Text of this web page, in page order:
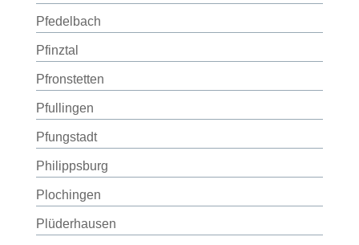
Pfedelbach
Pfinztal
Pfronstetten
Pfullingen
Pfungstadt
Philippsburg
Plochingen
Plüderhausen